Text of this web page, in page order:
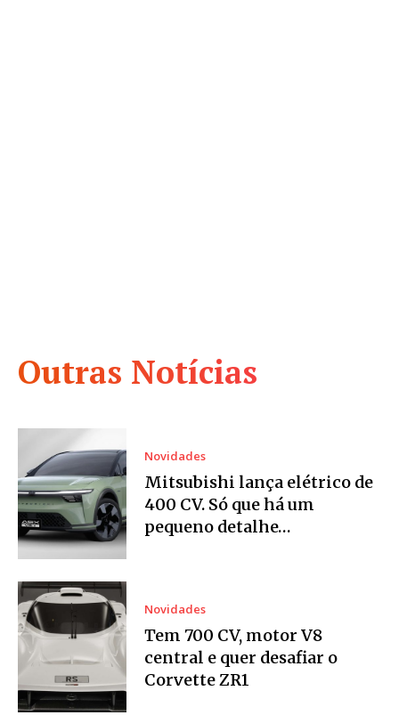
Outras Notícias
Novidades
Mitsubishi lança elétrico de
400 CV. Só que há um
pequeno detalhe…
Novidades
Tem 700 CV, motor V8
central e quer desafiar o
Corvette ZR1